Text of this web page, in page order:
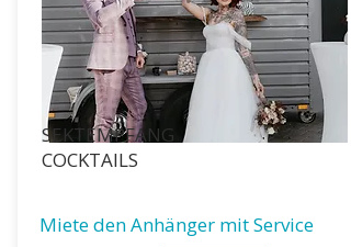
SEKTEMPFANG
COCKTAILS
Miete den Anhänger mit Service